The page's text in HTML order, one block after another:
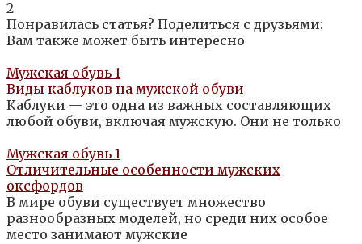
2
Понравилась статья? Поделиться с друзьями:
Вам также может быть интересно
Мужская обувь 1
Виды каблуков на мужской обуви
Каблуки — это одна из важных составляющих
любой обуви, включая мужскую. Они не только
Мужская обувь 1
Отличительные особенности мужских
оксфордов
В мире обуви существует множество
разнообразных моделей, но среди них особое
место занимают мужские